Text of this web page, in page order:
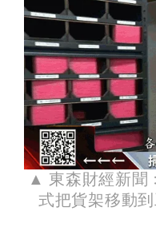
▲ 東森財經新聞
式把貨架移動